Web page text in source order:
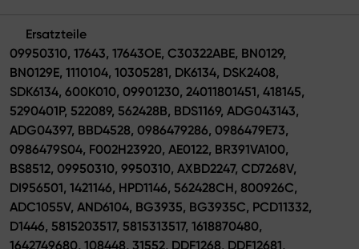
Ersatzteile
09950310, 17643, 17643OE, C30322ABE, BN0129,
BN0129E, 1110104, 10305281, DK6134, DSK2408,
SDK6134, 600K010, 09901230, 24011801451, 418145,
5290401P, 522089, 562428B, BDS1169, ADG043143,
ADG04397, BBD4528, 0986479286, 0986479E73,
0986479S04, F002H23920, AE0122, BR391VA100,
BS8512, 09950310, 9950310, AXBD2247, CD7268V,
DI956501, 1421146, HPD1146, 562428CH, 800926C,
ADC1055V, AND6104, BG3935, BG3935C, PCD11332,
D1446, 5815203517, 5815313517, 1618870480,
1642749680, 108448, 31552, DDF1268, DDF12681,